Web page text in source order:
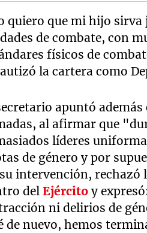
quiero que mi hijo sirva
de combate, con
físicos de
la cartera como
apuntó
al afirmar que
líderes
de género y por
intervención, rechazó
delEjército y
ni delirios de
de nuevo, hemos